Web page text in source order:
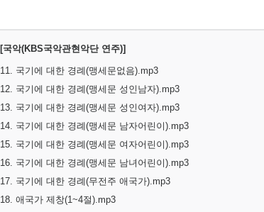
[국악(KBS국악관현악단 연주)]
11. 국기에 대한 경례(맹세문없음).mp3
12. 국기에 대한 경례(맹세문 성인남자).mp3
13. 국기에 대한 경례(맹세문 성인여자).mp3
14. 국기에 대한 경례(맹세문 남자어린이).mp3
15. 국기에 대한 경례(맹세문 여자어린이).mp3
16. 국기에 대한 경례(맹세문 남녀어린이).mp3
17. 국기에 대한 경례(무전주 애국가).mp3
18. 애국가 제창(1~4절).mp3